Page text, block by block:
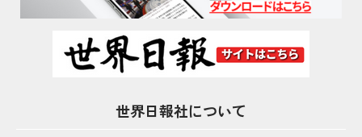
世界日報社について